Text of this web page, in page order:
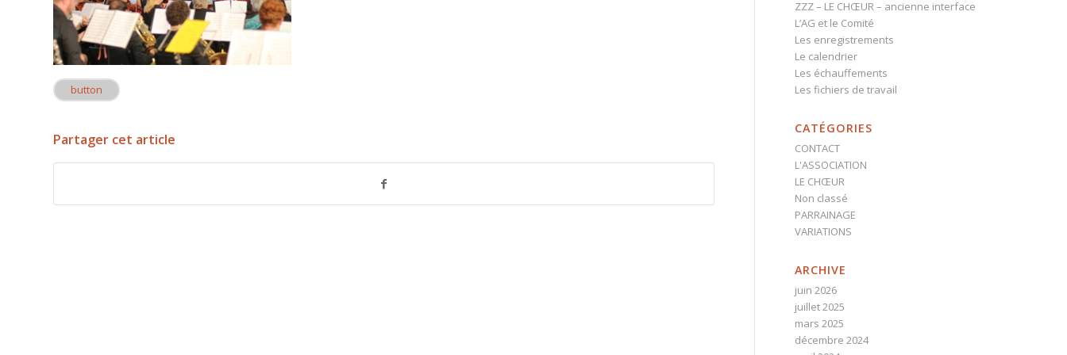
button
Partager cet article
ZZZ – LE CHŒUR – ancienne interface
L’AG et le Comité
Les enregistrements
Le calendrier
Les échauffements
Les fichiers de travail
CATÉGORIES
CONTACT
L'ASSOCIATION
LE CHŒUR
Non classé
PARRAINAGE
VARIATIONS
ARCHIVE
juin 2026
juillet 2025
mars 2025
décembre 2024